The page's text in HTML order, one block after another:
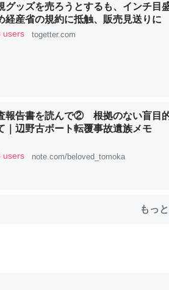
チもEchoを実家に置いて４年。でたまに
。あと、Googleマップで位置情報を共有
まにLINEするくらいだった遠方の父67歳と僕。
tayorini by LIFULL介護
る。一生で親と会える残り時間を日数に
グッズを売ろうとするも、インチ目
経産省の規約に抵触、販売見送りに
users togetter.com
報告書を読んで② 根拠のない盲目
｜辺野古ボート転覆事故遺族メモ
users note.com/beloved_tomoka
もっ